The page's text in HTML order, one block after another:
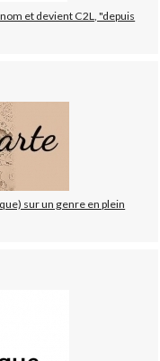
et devient C2L, "depuis
sur un genre en plein